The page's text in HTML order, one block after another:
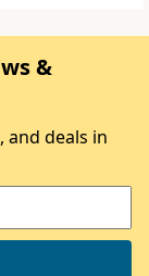
&
and deals in